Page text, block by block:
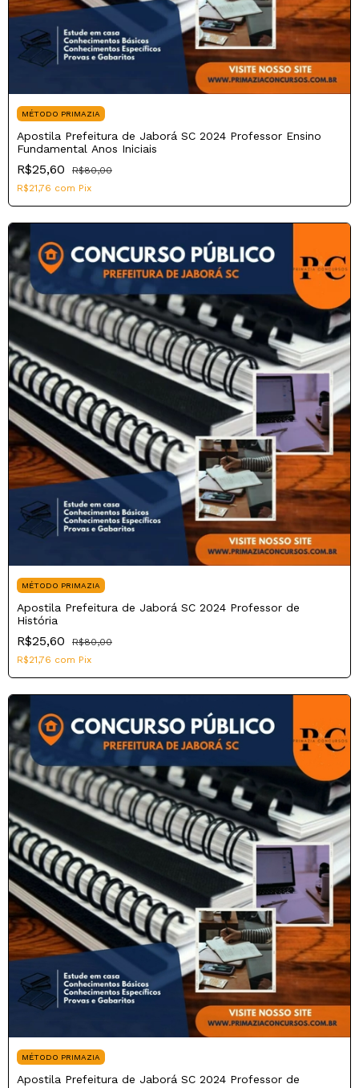
MÉTODO PRIMAZIA
Apostila Prefeitura de Jaborá SC 2024 Professor Ensino
Fundamental Anos Iniciais
R$25,60
R$80,00
R$21,76 com Pix
MÉTODO PRIMAZIA
Apostila Prefeitura de Jaborá SC 2024 Professor de
História
R$25,60
R$80,00
R$21,76 com Pix
MÉTODO PRIMAZIA
Apostila Prefeitura de Jaborá SC 2024 Professor de